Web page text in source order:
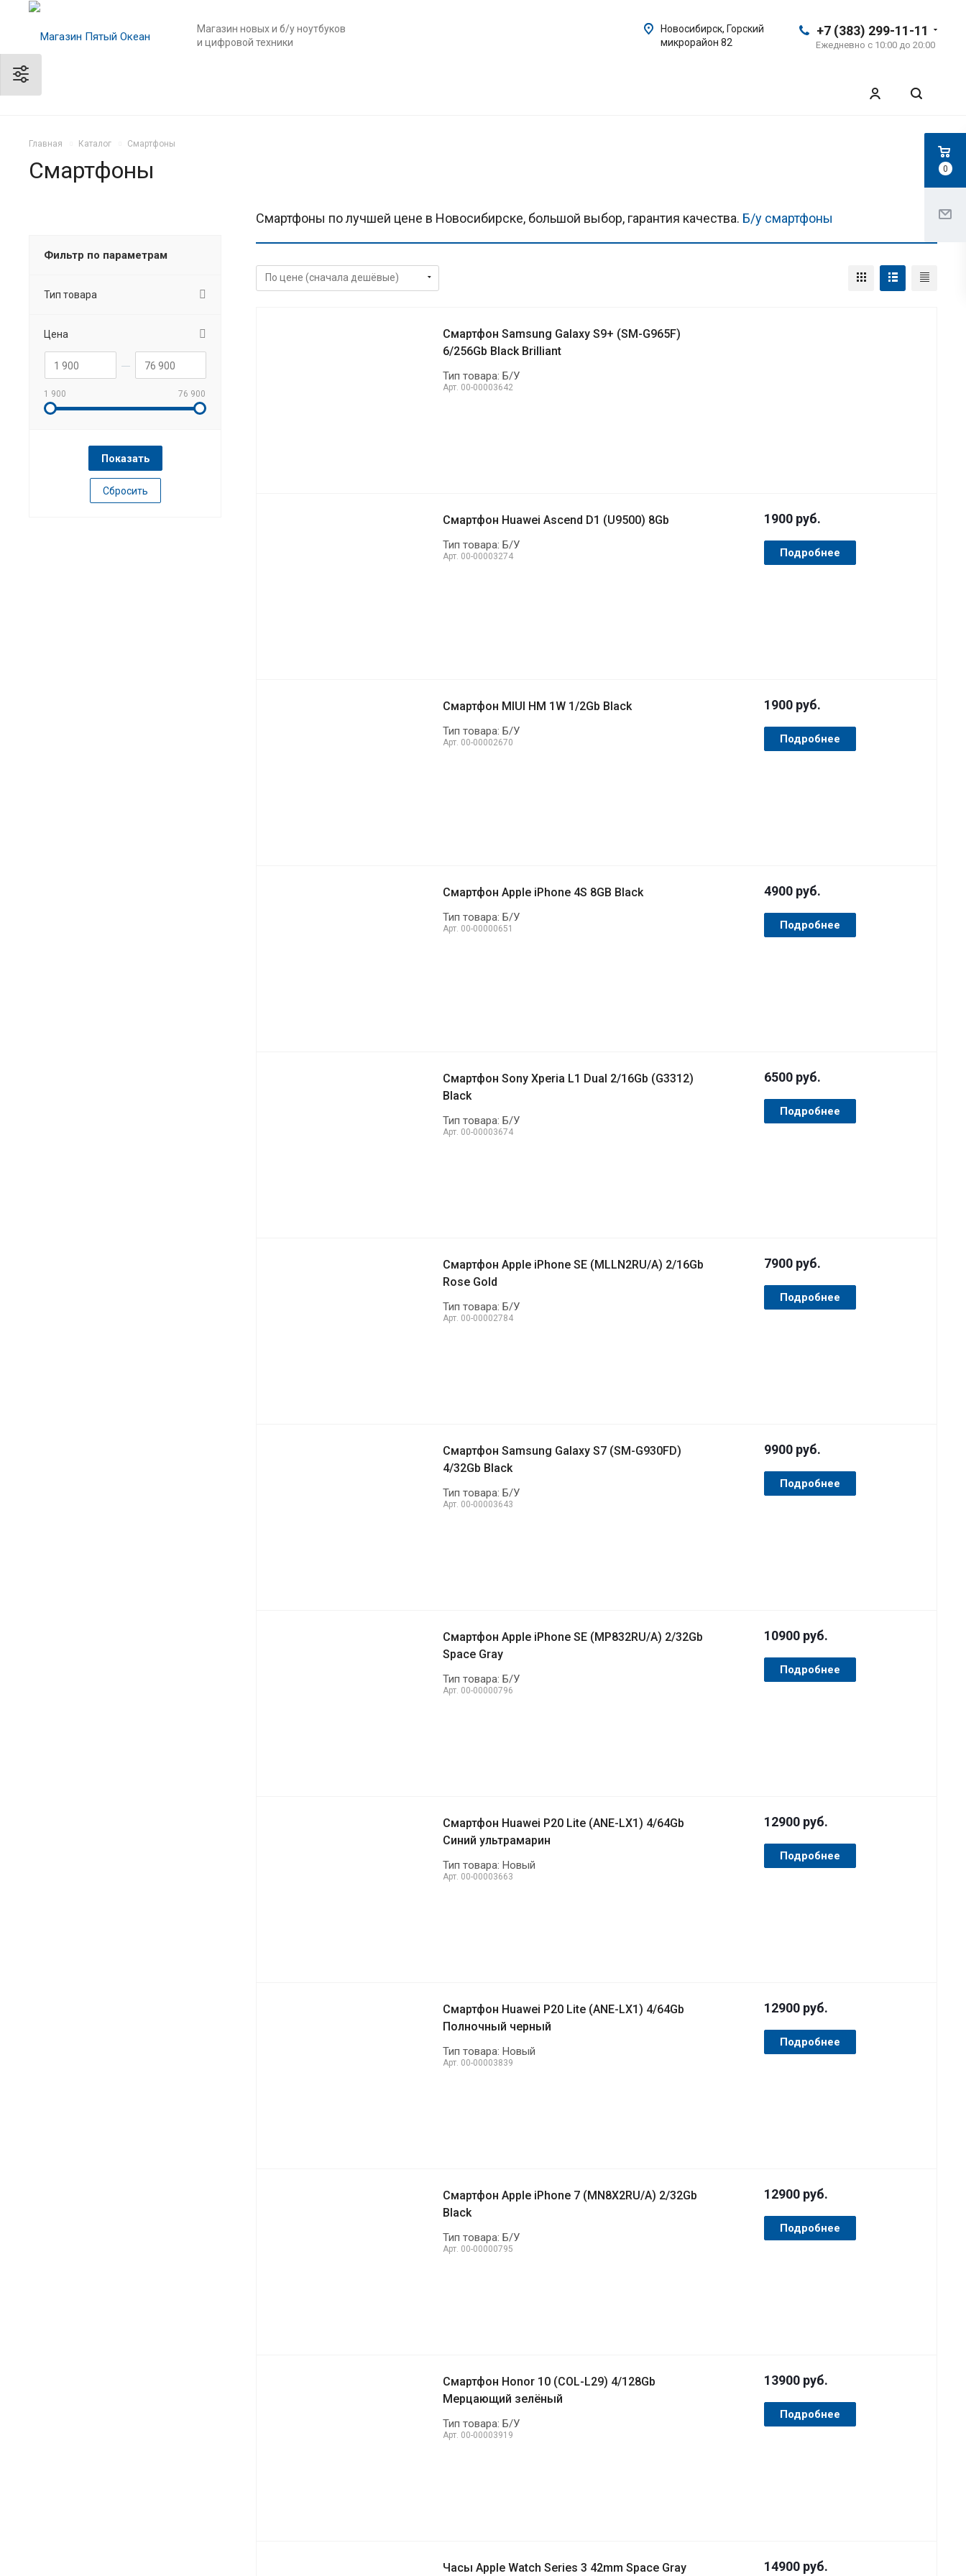
Магазин новых и б/у ноутбуков
и цифровой техники
+7 (383) 299-11-11
Ежедневно с 10:00 до 20:00
Новосибирск, Горский
микрорайон 82
Главная Каталог Смартфоны
Смартфоны
Смартфоны по лучшей цене в Новосибирске, большой выбор, гарантия качества. Б/у смартфоны
Смартфон Samsung Galaxy S9+ (SM-G965F)
6/256Gb Black Brilliant
Тип товара: Б/У
Арт. 00-00003642
Смартфон Huawei Ascend D1 (U9500) 8Gb
Тип товара: Б/У
Арт. 00-00003274
1900 руб.
Подробнее
Смартфон MIUI HM 1W 1/2Gb Black
Тип товара: Б/У
Арт. 00-00002670
1900 руб.
Подробнее
Смартфон Apple iPhone 4S 8GB Black
Тип товара: Б/У
Арт. 00-00000651
4900 руб.
Подробнее
Смартфон Sony Xperia L1 Dual 2/16Gb (G3312)
Black
Тип товара: Б/У
Арт. 00-00003674
6500 руб.
Подробнее
Смартфон Apple iPhone SE (MLLN2RU/A) 2/16Gb
Rose Gold
Тип товара: Б/У
Арт. 00-00002784
7900 руб.
Подробнее
Смартфон Samsung Galaxy S7 (SM-G930FD)
4/32Gb Black
Тип товара: Б/У
Арт. 00-00003643
9900 руб.
Подробнее
Смартфон Apple iPhone SE (MP832RU/A) 2/32Gb
Space Gray
Тип товара: Б/У
Арт. 00-00000796
10900 руб.
Подробнее
Смартфон Huawei P20 Lite (ANE-LX1) 4/64Gb
Синий ультрамарин
Тип товара: Новый
Арт. 00-00003663
12900 руб.
Подробнее
Смартфон Huawei P20 Lite (ANE-LX1) 4/64Gb
Полночный черный
Тип товара: Новый
Арт. 00-00003839
12900 руб.
Подробнее
Смартфон Apple iPhone 7 (MN8X2RU/A) 2/32Gb
Black
Тип товара: Б/У
Арт. 00-00000795
12900 руб.
Подробнее
Смартфон Honor 10 (COL-L29) 4/128Gb
Мерцающий зелёный
Тип товара: Б/У
Арт. 00-00003919
13900 руб.
Подробнее
Часы Apple Watch Series 3 42mm Space Gray 14900 руб.
Фильтр по параметрам
Тип товара
Цена
1 900 76 900
Сбросить
0